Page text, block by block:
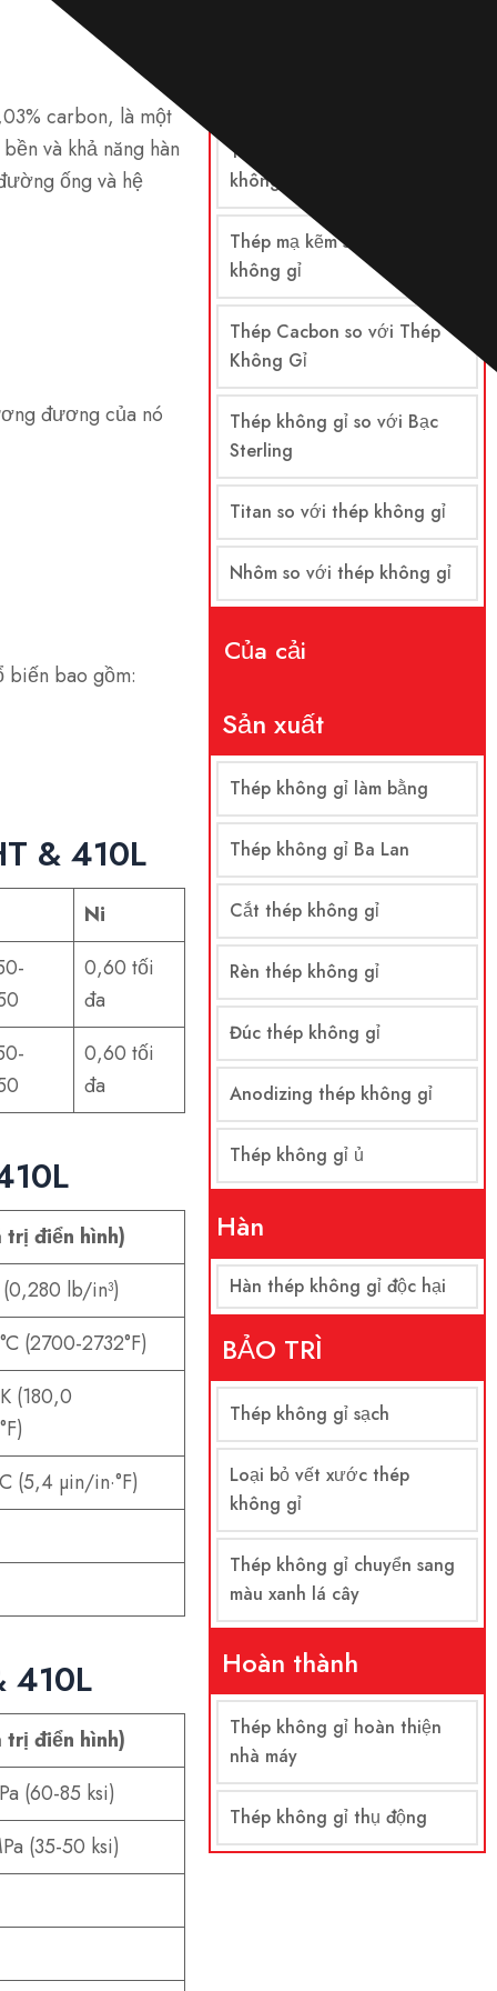
carbon, là một
và khả năng hàn
ống và hệ
đương của nó
biến bao gồm:
& 410L
Ni
0,60 tối
đa
0,60 tối
đa
điển hình)
lb/in³)
(2700-2732°F)
(180,0
(5,4 µin/in·°F)
410L
điển hình)
(60-85 ksi)
(35-50 ksi)
Thép hợp kim so với thép
không gỉ
Thép mạ kẽm so với thép
không gỉ
Thép Cacbon so với Thép
Không Gỉ
Thép không gỉ so với Bạc
Sterling
Titan so với thép không gỉ
Nhôm so với thép không gỉ
Của cải
Sản xuất
Thép không gỉ làm bằng
Thép không gỉ Ba Lan
Cắt thép không gỉ
Rèn thép không gỉ
Đúc thép không gỉ
Anodizing thép không gỉ
Thép không gỉ ủ
Hàn
Hàn thép không gỉ độc hại
BẢO TRÌ
Thép không gỉ sạch
Loại bỏ vết xước thép
không gỉ
Thép không gỉ chuyển sang
màu xanh lá cây
Hoàn thành
Thép không gỉ hoàn thiện
nhà máy
Thép không gỉ thụ động